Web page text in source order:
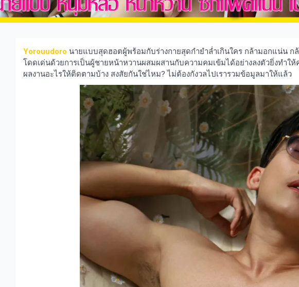
Yorouudoro นายแบบสุดฮอตผู้พร้อมกับร่างกายสุดกำยำล่ำเกินใคร กล้ามอกแน่น
โดดเด่นด้วยการเป็นผู้ชายหน้าหวานผสมผสานกับความคมเข้มได้อย่างลงตัวยิ่งทำใ
ผลงานอะไรให้ติดตามบ้าง สงสัยกันใช่ไหม? ไม่ต้องกังวลไปเรารวมข้อมูลมาให้แล้ว